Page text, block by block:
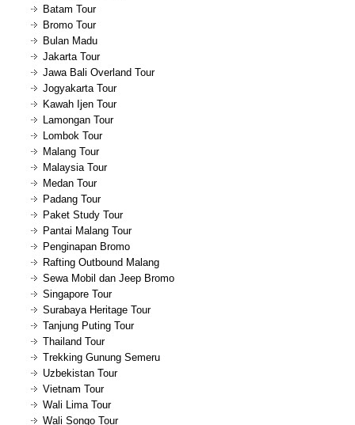
Batam Tour
Bromo Tour
Bulan Madu
Jakarta Tour
Jawa Bali Overland Tour
Jogyakarta Tour
Kawah Ijen Tour
Lamongan Tour
Lombok Tour
Malang Tour
Malaysia Tour
Medan Tour
Padang Tour
Paket Study Tour
Pantai Malang Tour
Penginapan Bromo
Rafting Outbound Malang
Sewa Mobil dan Jeep Bromo
Singapore Tour
Surabaya Heritage Tour
Tanjung Puting Tour
Thailand Tour
Trekking Gunung Semeru
Uzbekistan Tour
Vietnam Tour
Wali Lima Tour
Wali Songo Tour